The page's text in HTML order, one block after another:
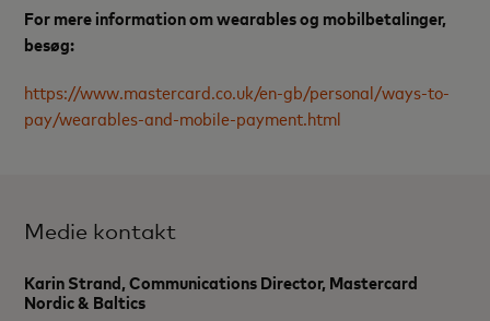
For mere information om wearables og mobilbetalinger,
besøg:
https://www.mastercard.co.uk/en-gb/personal/ways-to-
pay/wearables-and-mobile-payment.html
Medie kontakt
Karin Strand, Communications Director, Mastercard
Nordic & Baltics